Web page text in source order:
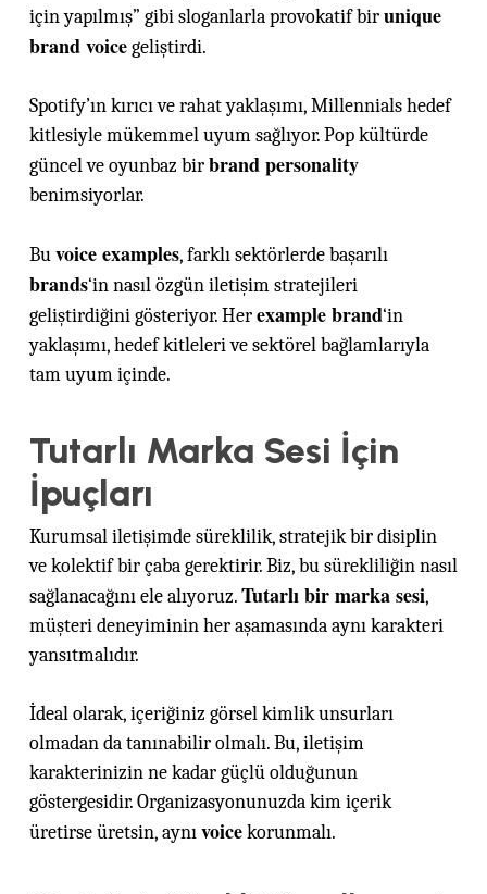
için yapılmış” gibi sloganlarla provokatif birunique
brand voicegeliştirdi.
Spotify’ın kırıcı ve rahat yaklaşımı, Millennials hedef
kitlesiyle mükemmel uyum sağlıyor. Pop kültürde
güncel ve oyunbaz birbrand personality
benimsiyorlar.
Buvoice examples, farklı sektörlerde başarılı
brands‘in nasıl özgün iletişim stratejileri
geliştirdiğini gösteriyor. Herexample brand‘in
yaklaşımı, hedef kitleleri ve sektörel bağlamlarıyla
tam uyum içinde.
Tutarlı Marka Sesi İçin
İpuçları
Kurumsal iletişimde süreklilik, stratejik bir disiplin
ve kolektif bir çaba gerektirir. Biz, bu sürekliliğin nasıl
sağlanacağını ele alıyoruz.Tutarlı bir marka sesi,
müşteri deneyiminin her aşamasında aynı karakteri
yansıtmalıdır.
İdeal olarak, içeriğiniz görsel kimlik unsurları
olmadan da tanınabilir olmalı. Bu, iletişim
karakterinizin ne kadar güçlü olduğunun
göstergesidir. Organizasyonunuzda kim içerik
üretirse üretsin, aynıvoicekorunmalı.